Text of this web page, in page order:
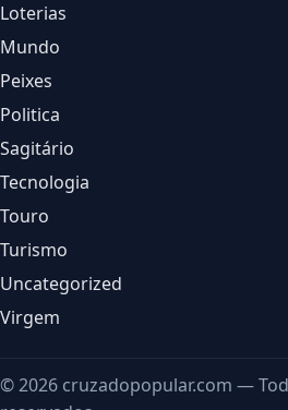
Loterias
Mundo
Peixes
Politica
Sagitário
Tecnologia
Touro
Turismo
Uncategorized
Virgem
© 2026 cruzadopopular.com —